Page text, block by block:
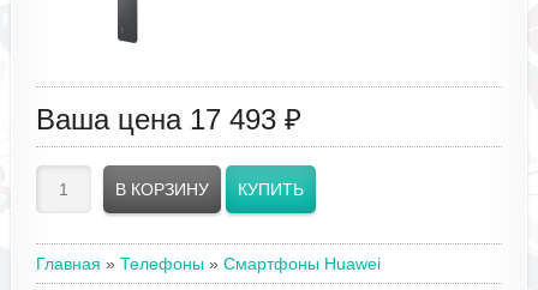
Ваша цена 17 493 ₽
Главная » Телефоны » Смартфоны Huawei